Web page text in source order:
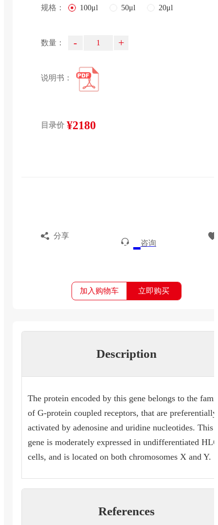
规格： 100μl 50μl 20μl
数量： - +
说明书：
目录价 ¥2180
分享
咨询
加入购物车 立即购买
Description
The protein encoded by this gene belongs to the
of G-protein coupled receptors, that are preferentially
activated by adenosine and uridine nucleotides. This
gene is moderately expressed in undifferentiated
cells, and is located on both chromosomes X and Y.
References